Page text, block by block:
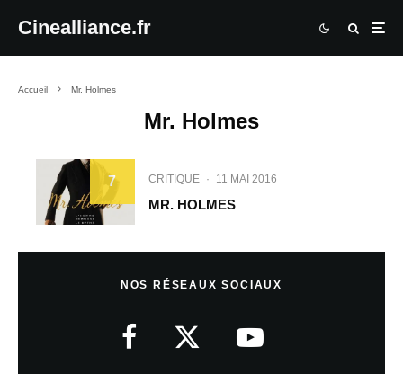
Cinealliance.fr
Accueil Mr. Holmes
Mr. Holmes
7 CRITIQUE · 11 MAI 2016
MR. HOLMES
NOS RÉSEAUX SOCIAUX